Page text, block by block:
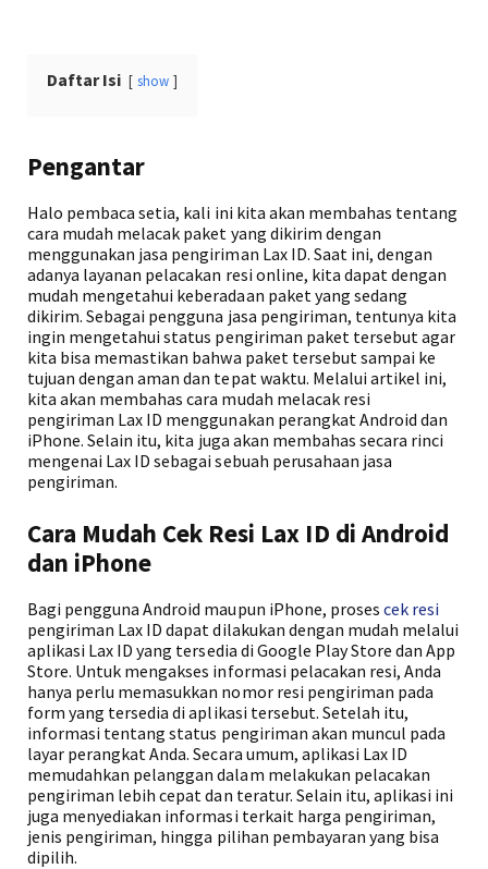
Daftar Isi show
Pengantar
Halo pembaca setia, kali ini kita akan membahas tentang
cara mudah melacak paket yang dikirim dengan
menggunakan jasa pengiriman Lax ID. Saat ini, dengan
adanya layanan pelacakan resi online, kita dapat dengan
mudah mengetahui keberadaan paket yang sedang
dikirim. Sebagai pengguna jasa pengiriman, tentunya kita
ingin mengetahui status pengiriman paket tersebut agar
kita bisa memastikan bahwa paket tersebut sampai ke
tujuan dengan aman dan tepat waktu. Melalui artikel ini,
kita akan membahas cara mudah melacak resi
pengiriman Lax ID menggunakan perangkat Android dan
iPhone. Selain itu, kita juga akan membahas secara rinci
mengenai Lax ID sebagai sebuah perusahaan jasa
pengiriman.
Cara Mudah Cek Resi Lax ID di Android
dan iPhone
Bagi pengguna Android maupun iPhone, proses cek resi
pengiriman Lax ID dapat dilakukan dengan mudah melalui
aplikasi Lax ID yang tersedia di Google Play Store dan App
Store. Untuk mengakses informasi pelacakan resi, Anda
hanya perlu memasukkan nomor resi pengiriman pada
form yang tersedia di aplikasi tersebut. Setelah itu,
informasi tentang status pengiriman akan muncul pada
layar perangkat Anda. Secara umum, aplikasi Lax ID
memudahkan pelanggan dalam melakukan pelacakan
pengiriman lebih cepat dan teratur. Selain itu, aplikasi ini
juga menyediakan informasi terkait harga pengiriman,
jenis pengiriman, hingga pilihan pembayaran yang bisa
dipilih.